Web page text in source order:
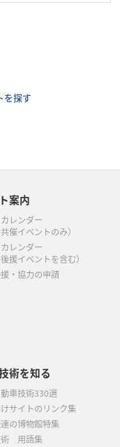
を探す
案内
レンダー
共催イベントのみ）
レンダー
後援イベントを含む）
・協力の申請
術を知る
車技術330選
サイトのリンク集
の博物館特集
術 用語集